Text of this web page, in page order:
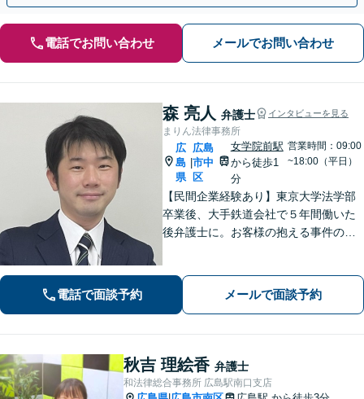
電話でお問い合わせ メールでお問い合わせ
森 亮人 弁護士 インタビューを見る
まりん法律事務所
広
島
県
|
広島
市中
区
女学院前駅
から徒歩1
分
営業時間：09:00
~18:00（平日）
【民間企業経験あり】東京大学法学部
卒業後、大手鉄道会社で５年間働いた
後弁護士に。お客様の抱える事件の本
律用語を多用しない分かり易い説明を
心がけています。女学院前電停から徒
電話で面談予約 メールで面談予約
秋吉 理絵香 弁護士
和法律総合事務所 広島駅南口支店